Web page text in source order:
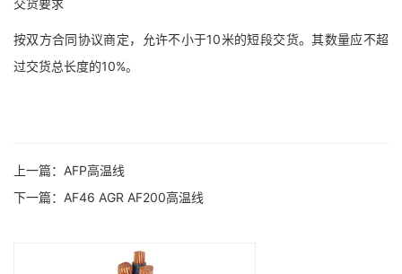
交货要求
按双方合同协议商定，允许不小于10米的短段交货。其数量应不超
过交货总长度的10%。
上一篇： AFP高温线
下一篇： AF46 AGR AF200高温线